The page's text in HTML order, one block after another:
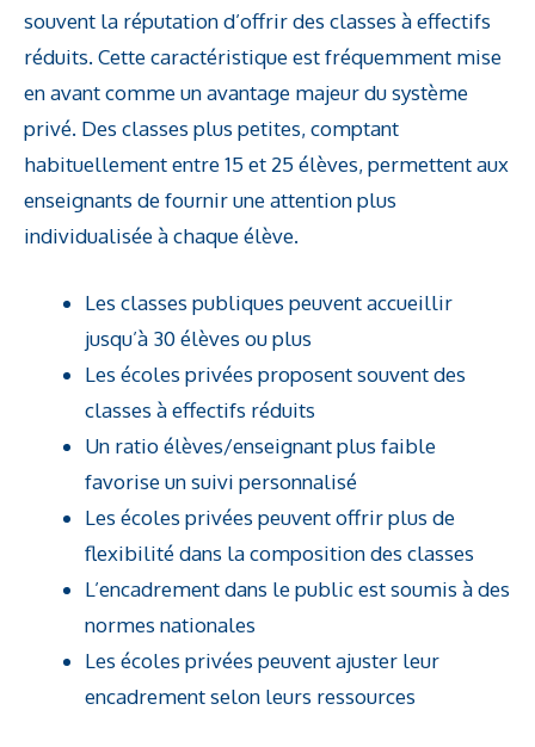
souvent la réputation d’offrir des classes à effectifs
réduits. Cette caractéristique est fréquemment mise
en avant comme un avantage majeur du système
privé. Des classes plus petites, comptant
habituellement entre 15 et 25 élèves, permettent aux
enseignants de fournir une attention plus
individualisée à chaque élève.
Les classes publiques peuvent accueillir
jusqu’à 30 élèves ou plus
Les écoles privées proposent souvent des
classes à effectifs réduits
Un ratio élèves/enseignant plus faible
favorise un suivi personnalisé
Les écoles privées peuvent offrir plus de
flexibilité dans la composition des classes
L’encadrement dans le public est soumis à des
normes nationales
Les écoles privées peuvent ajuster leur
encadrement selon leurs ressources